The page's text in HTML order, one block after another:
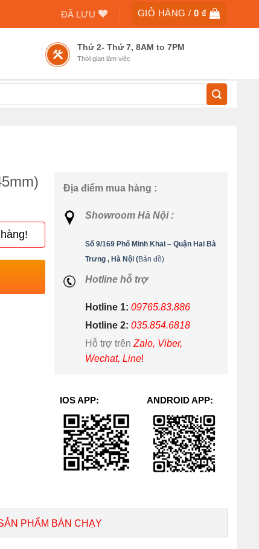
ĐÃ LƯU GIỎ HÀNG / 0 ₫
Thứ 2- Thứ 7, 8AM to 7PM
Thời gian làm việc
Địa điểm mua hàng :
Showroom Hà Nội :
Số 9/169 Phố Minh Khai – Quận Hai Bà
Trưng , Hà Nội (Bản đồ)
Hotline hỗ trợ
Hotline 1: 09765.83.886
Hotline 2: 035.854.6818
Hỗ trợ trên Zalo, Viber,
Wechat, Line!
IOS APP: ANDROID APP:
PHẨM BÁN CHẠY